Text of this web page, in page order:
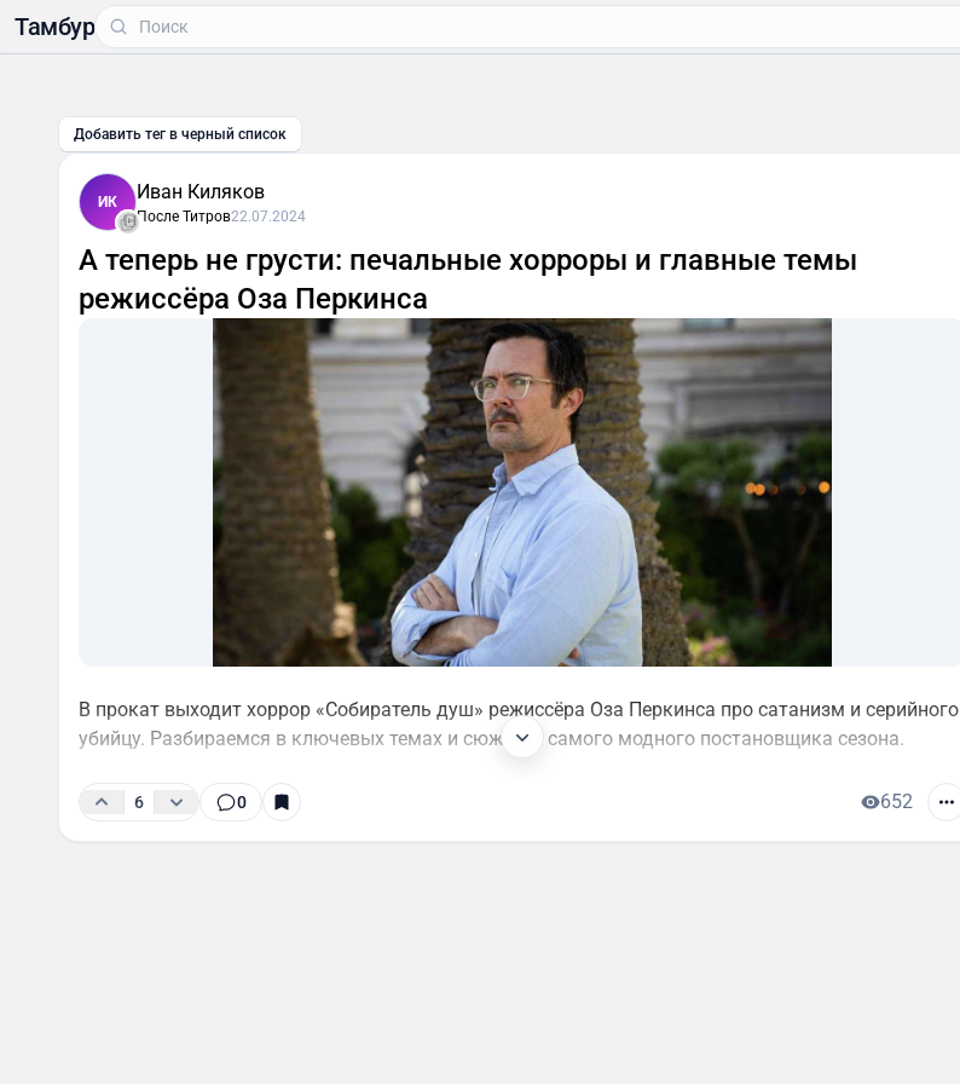
Тамбур
Добавить тег в черный список
ИК Иван Киляков
После Титров22.07.2024
А теперь не грусти: печальные хорроры и главные темы
режиссёра Оза Перкинса
В прокат выходит хоррор «Собиратель душ» режиссёра Оза Перкинса про сатанизм и серийного
убийцу. Разбираемся в ключевых темах и сюжетах самого модного постановщика сезона.
6 0 652